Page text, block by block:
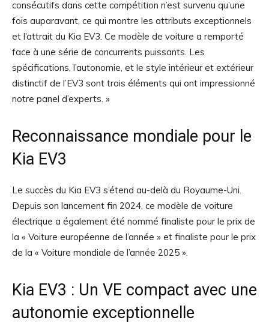
consécutifs dans cette compétition n’est survenu qu’une
fois auparavant, ce qui montre les attributs exceptionnels
et l’attrait du Kia EV3. Ce modèle de voiture a remporté
face à une série de concurrents puissants. Les
spécifications, l’autonomie, et le style intérieur et extérieur
distinctif de l’EV3 sont trois éléments qui ont impressionné
notre panel d’experts. »
Reconnaissance mondiale pour le
Kia EV3
Le succès du Kia EV3 s’étend au-delà du Royaume-Uni.
Depuis son lancement fin 2024, ce modèle de voiture
électrique a également été nommé finaliste pour le prix de
la « Voiture européenne de l’année » et finaliste pour le prix
de la « Voiture mondiale de l’année 2025 ».
Kia EV3 : Un VE compact avec une
autonomie exceptionnelle